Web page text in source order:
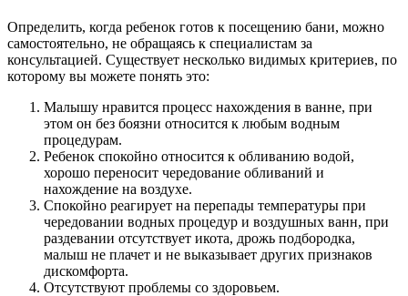
Определить, когда ребенок готов к посещению бани, можно
самостоятельно, не обращаясь к специалистам за
консультацией. Существует несколько видимых критериев, по
которому вы можете понять это:
Малышу нравится процесс нахождения в ванне, при
этом он без боязни относится к любым водным
процедурам.
Ребенок спокойно относится к обливанию водой,
хорошо переносит чередование обливаний и
нахождение на воздухе.
Спокойно реагирует на перепады температуры при
чередовании водных процедур и воздушных ванн, при
раздевании отсутствует икота, дрожь подбородка,
малыш не плачет и не выказывает других признаков
дискомфорта.
Отсутствуют проблемы со здоровьем.